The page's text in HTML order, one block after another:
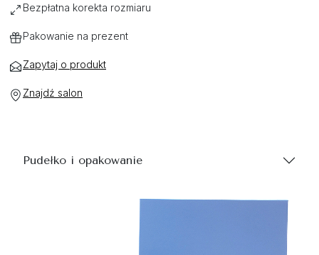
Bezpłatna korekta rozmiaru
Pakowanie na prezent
Zapytaj o produkt
Znajdź salon
Pudełko i opakowanie